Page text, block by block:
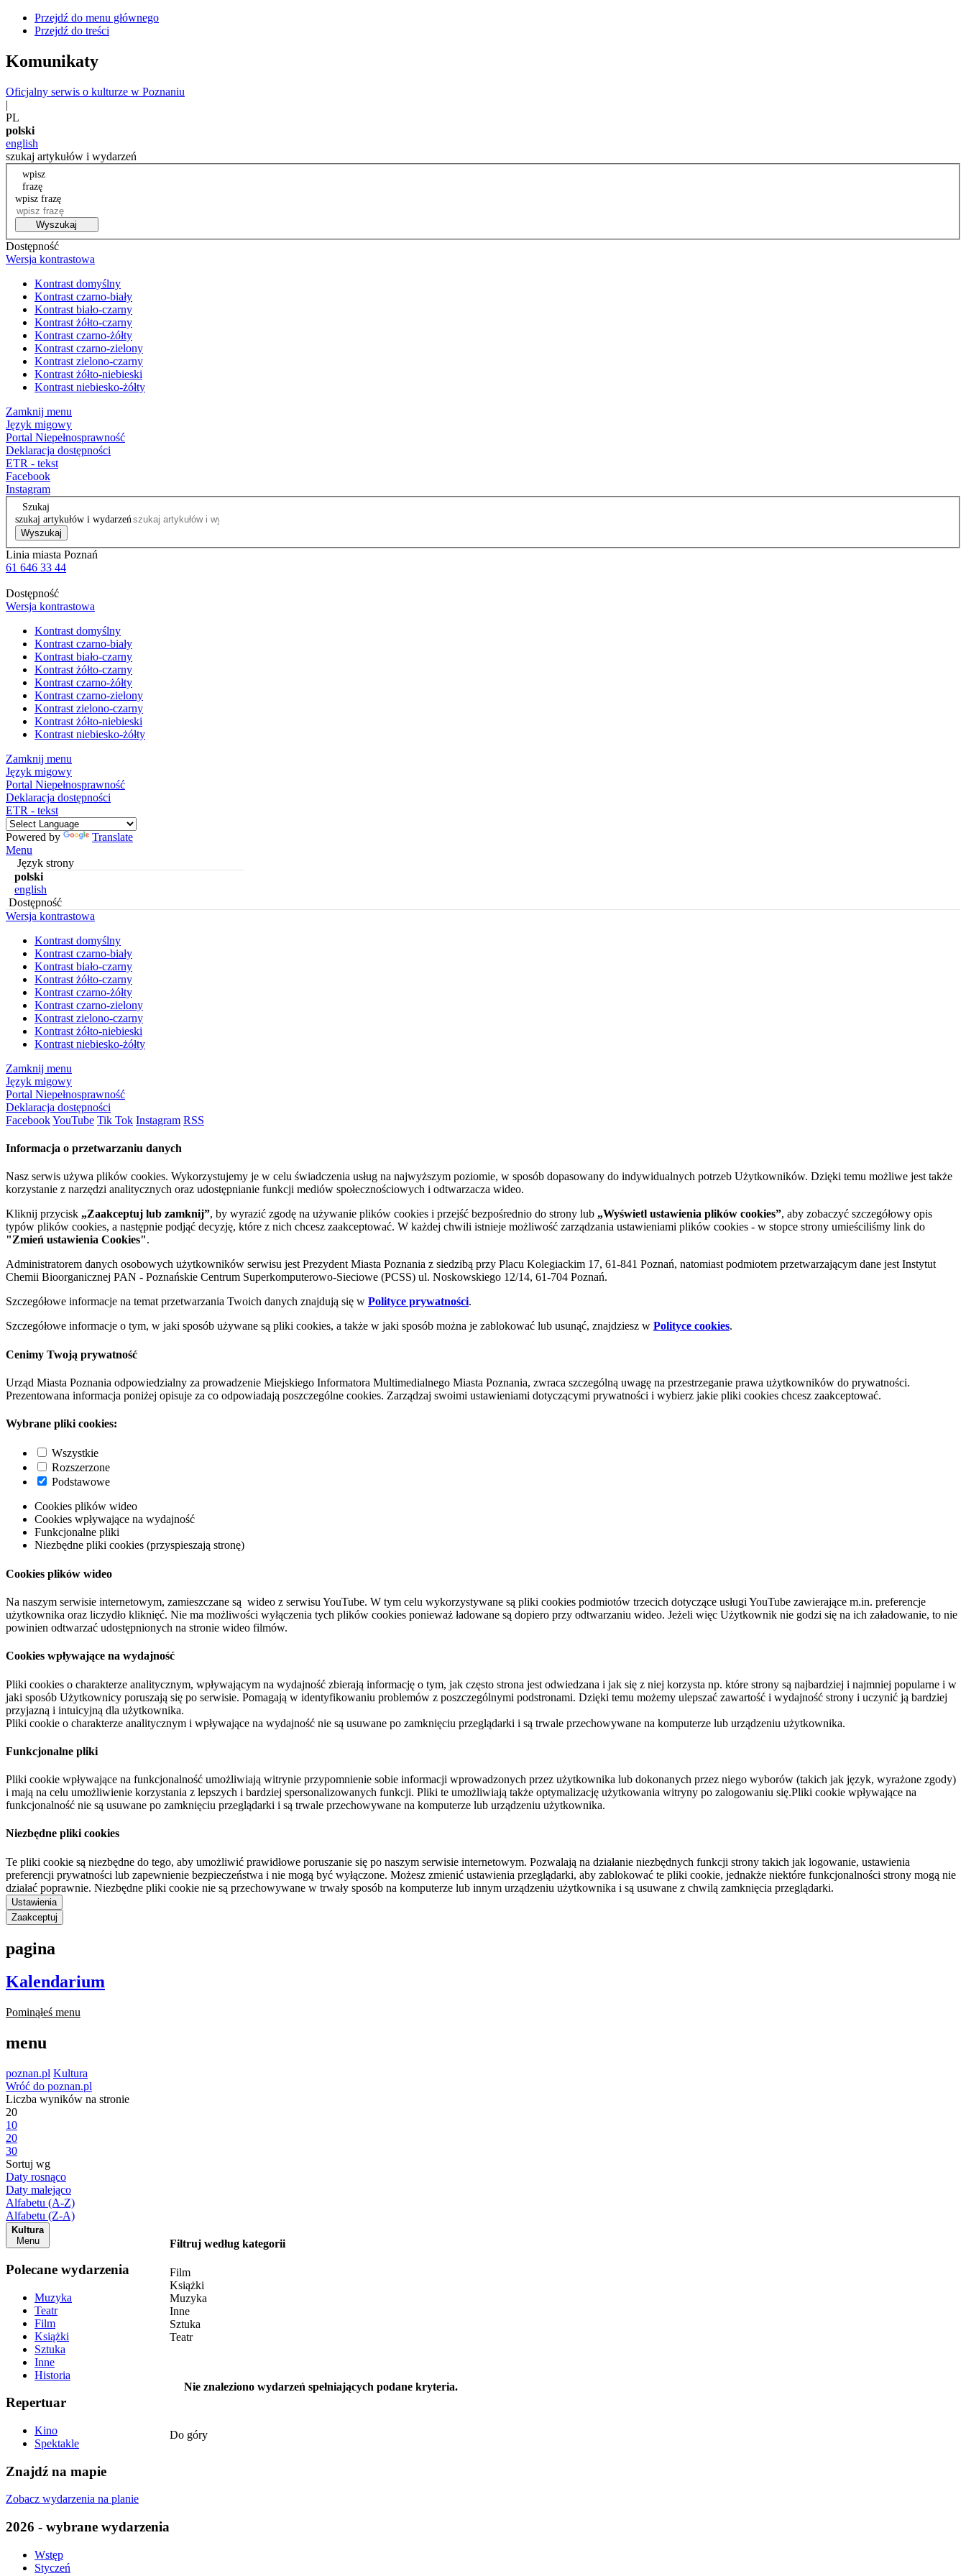
Przejdź do menu głównego
Przejdź do treści
Komunikaty
Oficjalny serwis o kulturze w Poznaniu
|
PL
polski
english
szukaj artykułów i wydarzeń
wpisz
frazę
wpisz frazę
Wyszukaj
Dostępność
Wersja kontrastowa
Kontrast domyślny
Kontrast czarno-biały
Kontrast biało-czarny
Kontrast żółto-czarny
Kontrast czarno-żółty
Kontrast czarno-zielony
Kontrast zielono-czarny
Kontrast żółto-niebieski
Kontrast niebiesko-żółty
Zamknij menu
Język migowy
Portal Niepełnosprawność
Deklaracja dostępności
ETR - tekst
Facebook
Instagram
Szukaj
szukaj artykułów i wydarzeń
Wyszukaj
Linia miasta Poznań
61 646 33 44
Dostępność
Wersja kontrastowa
Kontrast domyślny
Kontrast czarno-biały
Kontrast biało-czarny
Kontrast żółto-czarny
Kontrast czarno-żółty
Kontrast czarno-zielony
Kontrast zielono-czarny
Kontrast żółto-niebieski
Kontrast niebiesko-żółty
Zamknij menu
Język migowy
Portal Niepełnosprawność
Deklaracja dostępności
ETR - tekst
Powered by
Translate
Menu
Język strony
polski
english
Dostępność
Wersja kontrastowa
Kontrast domyślny
Kontrast czarno-biały
Kontrast biało-czarny
Kontrast żółto-czarny
Kontrast czarno-żółty
Kontrast czarno-zielony
Kontrast zielono-czarny
Kontrast żółto-niebieski
Kontrast niebiesko-żółty
Zamknij menu
Język migowy
Portal Niepełnosprawność
Deklaracja dostępności
FacebookYouTube Tik Tok Instagram RSS
Informacja o przetwarzaniu danych
Nasz serwis używa plików cookies. Wykorzystujemy je w celu świadczenia usług na najwyższym poziomie, w sposób dopasowany do indywidualnych potrzeb Użytkowników. Dzięki temu możliwe jest także
korzystanie z narzędzi analitycznych oraz udostępnianie funkcji mediów społecznościowych i odtwarzacza wideo.
Kliknij przycisk „Zaakceptuj lub zamknij”, by wyrazić zgodę na używanie plików cookies i przejść bezpośrednio do strony lub „Wyświetl ustawienia plików cookies”, aby zobaczyć szczegółowy opis
typów plików cookies, a następnie podjąć decyzję, które z nich chcesz zaakceptować. W każdej chwili istnieje możliwość zarządzania ustawieniami plików cookies - w stopce strony umieściliśmy link do
"Zmień ustawienia Cookies".
Administratorem danych osobowych użytkowników serwisu jest Prezydent Miasta Poznania z siedzibą przy Placu Kolegiackim 17, 61-841 Poznań, natomiast podmiotem przetwarzającym dane jest Instytut
Chemii Bioorganicznej PAN - Poznańskie Centrum Superkomputerowo-Sieciowe (PCSS) ul. Noskowskiego 12/14, 61-704 Poznań.
Szczegółowe informacje na temat przetwarzania Twoich danych znajdują się w Polityce prywatności.
Szczegółowe informacje o tym, w jaki sposób używane są pliki cookies, a także w jaki sposób można je zablokować lub usunąć, znajdziesz w Polityce cookies.
Cenimy Twoją prywatność
Urząd Miasta Poznania odpowiedzialny za prowadzenie Miejskiego Informatora Multimedialnego Miasta Poznania, zwraca szczególną uwagę na przestrzeganie prawa użytkowników do prywatności.
Prezentowana informacja poniżej opisuje za co odpowiadają poszczególne cookies. Zarządzaj swoimi ustawieniami dotyczącymi prywatności i wybierz jakie pliki cookies chcesz zaakceptować.
Wybrane pliki cookies:
Wszystkie
Rozszerzone
Podstawowe
Cookies plików wideo
Cookies wpływające na wydajność
Funkcjonalne pliki
Niezbędne pliki cookies (przyspieszają stronę)
Cookies plików wideo
Na naszym serwisie internetowym, zamieszczane są wideo z serwisu YouTube. W tym celu wykorzystywane są pliki cookies podmiotów trzecich dotyczące usługi YouTube zawierające m.in. preferencje
użytkownika oraz liczydło kliknięć. Nie ma możliwości wyłączenia tych plików cookies ponieważ ładowane są dopiero przy odtwarzaniu wideo. Jeżeli więc Użytkownik nie godzi się na ich załadowanie, to nie
powinien odtwarzać udostępnionych na stronie wideo filmów.
Cookies wpływające na wydajność
Pliki cookies o charakterze analitycznym, wpływającym na wydajność zbierają informację o tym, jak często strona jest odwiedzana i jak się z niej korzysta np. które strony są najbardziej i najmniej popularne i w
jaki sposób Użytkownicy poruszają się po serwisie. Pomagają w identyfikowaniu problemów z poszczególnymi podstronami. Dzięki temu możemy ulepszać zawartość i wydajność strony i uczynić ją bardziej
przyjazną i intuicyjną dla użytkownika.
Pliki cookie o charakterze analitycznym i wpływające na wydajność nie są usuwane po zamknięciu przeglądarki i są trwale przechowywane na komputerze lub urządzeniu użytkownika.
Funkcjonalne pliki
Pliki cookie wpływające na funkcjonalność umożliwiają witrynie przypomnienie sobie informacji wprowadzonych przez użytkownika lub dokonanych przez niego wyborów (takich jak język, wyrażone zgody)
i mają na celu umożliwienie korzystania z lepszych i bardziej spersonalizowanych funkcji. Pliki te umożliwiają także optymalizację użytkowania witryny po zalogowaniu się.Pliki cookie wpływające na
funkcjonalność nie są usuwane po zamknięciu przeglądarki i są trwale przechowywane na komputerze lub urządzeniu użytkownika.
Niezbędne pliki cookies
Te pliki cookie są niezbędne do tego, aby umożliwić prawidłowe poruszanie się po naszym serwisie internetowym. Pozwalają na działanie niezbędnych funkcji strony takich jak logowanie, ustawienia
preferencji prywatności lub zapewnienie bezpieczeństwa i nie mogą być wyłączone. Możesz zmienić ustawienia przeglądarki, aby zablokować te pliki cookie, jednakże niektóre funkcjonalności strony mogą nie
działać poprawnie. Niezbędne pliki cookie nie są przechowywane w trwały sposób na komputerze lub innym urządzeniu użytkownika i są usuwane z chwilą zamknięcia przeglądarki.
Ustawienia
Zaakceptuj
pagina
Kalendarium
Pominąłeś menu
menu
poznan.pl Kultura
Wróć do poznan.pl
Liczba wyników na stronie
20
10
20
30
Sortuj wg
Daty rosnąco
Daty malejąco
Alfabetu (A-Z)
Alfabetu (Z-A)
Kultura
Menu
Polecane wydarzenia
Muzyka
Teatr
Film
Książki
Sztuka
Inne
Historia
Repertuar
Kino
Spektakle
Znajdź na mapie
Zobacz wydarzenia na planie
2026 - wybrane wydarzenia
Wstęp
Styczeń
Filtruj według kategorii
Film
Książki
Muzyka
Inne
Sztuka
Teatr
Nie znaleziono wydarzeń spełniających podane kryteria.
Do góry